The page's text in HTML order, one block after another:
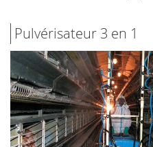
Pulvérisateur 3 en 1